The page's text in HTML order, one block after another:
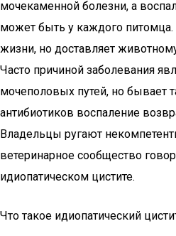
мочекаменной болезни, а
может быть у каждого питомца.
жизни, но доставляет
Часто причиной заболевания
мочеполовых путей, но бывает
антибиотиков воспаление
Владельцы ругают
ветеринарное сообщество
идиопатическом цистите.
Что такое идиопатический